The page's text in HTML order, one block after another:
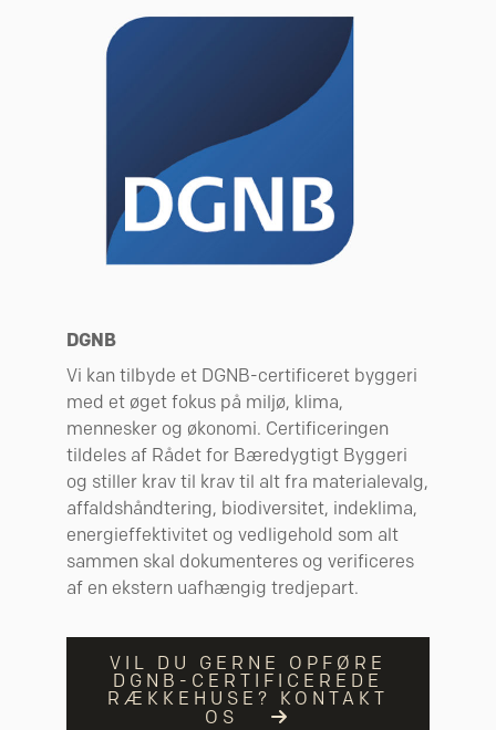
at analysere vores trafik. Vi deler også oplysninger om
din brug af vores hjemmeside med vores partnere inden
for sociale medier, annonceringspartnere og
analysepartnere. Vores partnere kan kombinere disse
data med andre oplysninger, du har givet dem, eller som
de har indsamlet fra din brug af deres tjenester.
DGNB
Vi kan tilbyde et DGNB-certificeret byggeri
med et øget fokus på miljø, klima,
mennesker og økonomi. Certificeringen
tildeles af Rådet for Bæredygtigt Byggeri
og stiller krav til krav til alt fra materialevalg,
affaldshåndtering, biodiversitet, indeklima,
energieffektivitet og vedligehold som alt
sammen skal dokumenteres og verificeres
af en ekstern uafhængig tredjepart.
VIL DU GERNE OPFØRE
DGNB-CERTIFICEREDE
RÆKKEHUSE? KONTAKT
OS